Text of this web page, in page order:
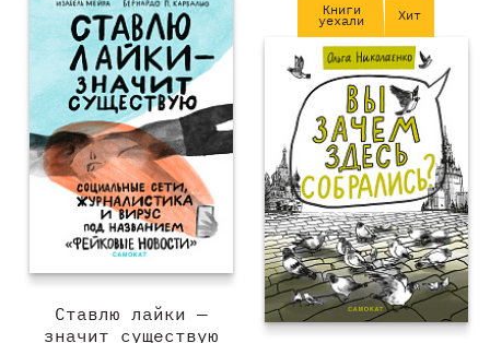
Ставлю лайки —
значит существую
Книги
уехали Хит